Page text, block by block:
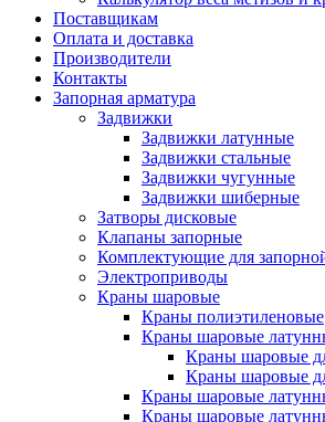
Поставщикам
Оплата и доставка
Производители
Контакты
Запорная арматура
Задвижки
Задвижки латунные
Задвижки стальные
Задвижки чугунные
Задвижки шиберные
Затворы дисковые
Клапаны запорные
Комплектующие для
Электроприводы
Краны шаровые
Краны полиэтиленовые
Краны шаровые
Краны шаровые
Краны шаровые
Краны шаровые
Краны шаровые